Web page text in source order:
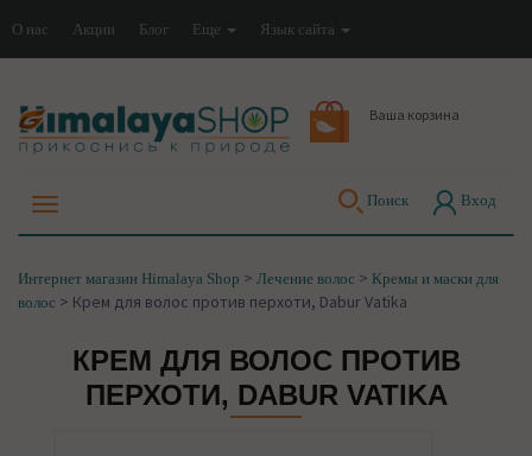
О нас Акции Блог Еще Язык сайта
Ваша корзина
Поиск Вход
Интернет магазин Himalaya Shop > Лечение волос > Кремы и маски для
волос > Крем для волос против перхоти, Dabur Vatika
КРЕМ ДЛЯ ВОЛОС ПРОТИВ
ПЕРХОТИ, DABUR VATIKA